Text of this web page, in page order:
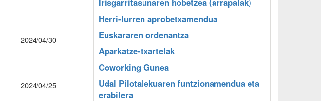
2024/04/30
2024/04/25
Irisgarritasunaren hobetzea (arrapalak)
Herri-lurren aprobetxamendua
Euskararen ordenantza
Aparkatze-txartelak
Coworking Gunea
Udal Pilotalekuaren funtzionamendua eta
erabilera